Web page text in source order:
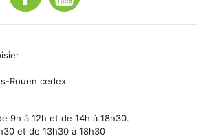
Rouen cedex
9h à 12h et de 14h à 18h30.
et de 13h30 à 18h30